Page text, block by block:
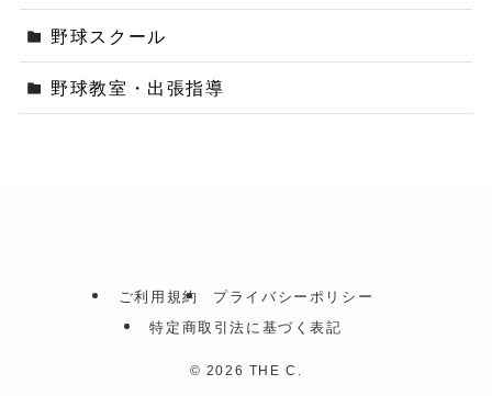
野球スクール
野球教室・出張指導
ご利用規約
プライバシーポリシー
特定商取引法に基づく表記
© 2026 THE C.